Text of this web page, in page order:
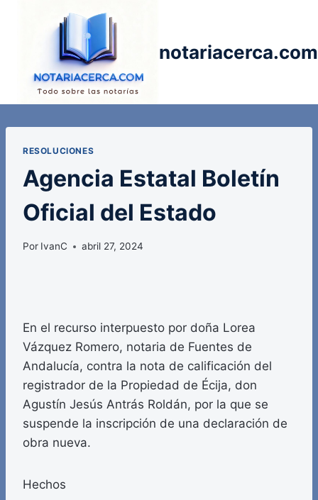
notariacerca.com
RESOLUCIONES
Agencia Estatal Boletín
Oficial del Estado
Por IvanC abril 27, 2024
En el recurso interpuesto por doña Lorea
Vázquez Romero, notaria de Fuentes de
Andalucía, contra la nota de calificación del
registrador de la Propiedad de Écija, don
Agustín Jesús Antrás Roldán, por la que se
suspende la inscripción de una declaración de
obra nueva.
Hechos